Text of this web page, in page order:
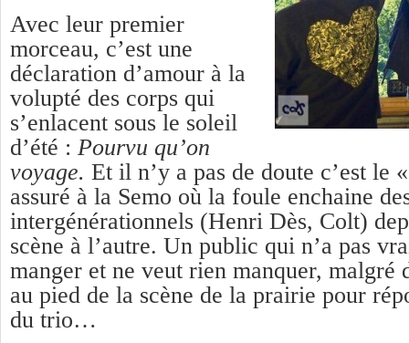
Avec leur premier
morceau, c’est une
déclaration d’amour à la
volupté des corps qui
s’enlacent sous le soleil
d’été : Pourvu qu’on
voyage. Et il n’y a pas de doute c’est le
assuré à la Semo où la foule enchaine
intergénérationnels (Henri Dès, Colt)
scène à l’autre. Un public qui n’a pas
manger et ne veut rien manquer, malgré
au pied de la scène de la prairie pour
du trio…